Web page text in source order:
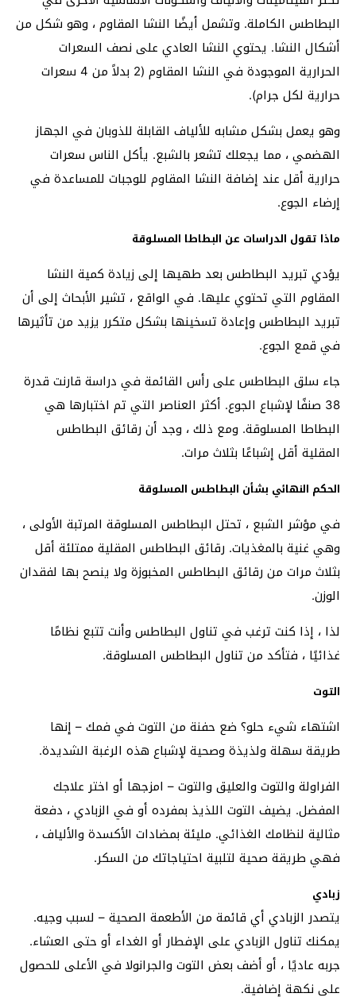
البطاطس الكاملة. وتشمل أيضًا النشا المقاوم ، وهو شكل من
أشكال النشا. يحتوي النشا العادي على نصف السعرات
الحرارية الموجودة في النشا المقاوم (2 بدلاً من 4 سعرات
حرارية لكل جرام).
وهو يعمل بشكل مشابه للألياف القابلة للذوبان في الجهاز
الهضمي ، مما يجعلك تشعر بالشبع. يأكل الناس سعرات
حرارية أقل عند إضافة النشا المقاوم للوجبات للمساعدة في
إرضاء الجوع.
ماذا تقول الدراسات عن البطاطا المسلوقة
يؤدي تبريد البطاطس بعد طهيها إلى زيادة كمية النشا
المقاوم التي تحتوي عليها. في الواقع ، تشير الأبحاث إلى أن
تبريد البطاطس وإعادة تسخينها بشكل متكرر يزيد من تأثيرها
في قمع الجوع.
جاء سلق البطاطس على رأس القائمة في دراسة قارنت قدرة
38 صنفًا لإشباع الجوع. أكثر العناصر التي تم اختبارها هي
البطاطا المسلوقة. ومع ذلك ، وجد أن رقائق البطاطس
المقلية أقل إشباعًا بثلاث مرات.
الحكم النهائي بشأن البطاطس المسلوقة
في مؤشر الشبع ، تحتل البطاطس المسلوقة المرتبة الأولى ،
وهي غنية بالمغذيات. رقائق البطاطس المقلية ممتلئة أقل
بثلاث مرات من رقائق البطاطس المخبوزة ولا ينصح بها لفقدان
الوزن.
لذا ، إذا كنت ترغب في تناول البطاطس وأنت تتبع نظامًا
غذائيًا ، فتأكد من تناول البطاطس المسلوقة.
التوت
اشتهاء شيء حلو؟ ضع حفنة من التوت في فمك – إنها
طريقة سهلة ولذيذة وصحية لإشباع هذه الرغبة الشديدة.
الفراولة والتوت والعليق والتوت – امزجها أو اختر علاجك
المفضل. يضيف التوت اللذيذ بمفرده أو في الزبادي ، دفعة
مثالية لنظامك الغذائي. مليئة بمضادات الأكسدة والألياف ،
فهي طريقة صحية لتلبية احتياجاتك من السكر.
زبادي
يتصدر الزبادي أي قائمة من الأطعمة الصحية – لسبب وجيه.
يمكنك تناول الزبادي على الإفطار أو الغداء أو حتى العشاء.
جربه عاديًا ، أو أضف بعض التوت والجرانولا في الأعلى للحصول
على نكهة إضافية.